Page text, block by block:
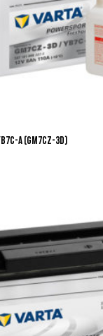
A (GM7CZ-3D)